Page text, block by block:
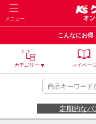
メニュー
こんなにお得
カテゴリー マイページ
定期的な